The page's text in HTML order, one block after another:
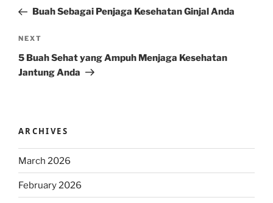
PostBuah Sebagai Penjaga Kesehatan Ginjal Anda
Next
Post
NEXT
5 Buah Sehat yang Ampuh Menjaga Kesehatan
Jantung Anda
ARCHIVES
March 2026
February 2026